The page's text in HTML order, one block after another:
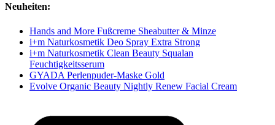
Neuheiten:
Hands and More Fußcreme Sheabutter & Minze
i+m Naturkosmetik Deo Spray Extra Strong
i+m Naturkosmetik Clean Beauty Squalan
Feuchtigkeitsserum
GYADA Perlenpuder-Maske Gold
Evolve Organic Beauty Nightly Renew Facial Cream